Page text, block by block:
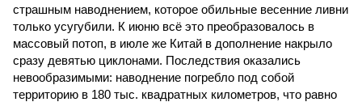
страшным наводнением, которое обильные весенние ливни
только усугубили. К июню всё это преобразовалось в
массовый потоп, в июле же Китай в дополнение накрыло
сразу девятью циклонами. Последствия оказались
невообразимыми: наводнение погребло под собой
территорию в 180 тыс. квадратных километров, что равно